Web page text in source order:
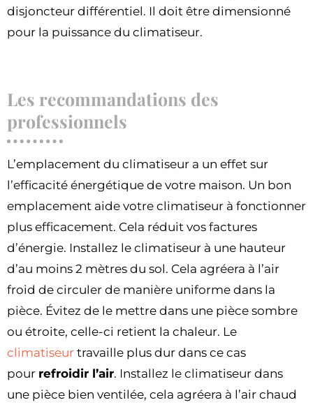
disjoncteur différentiel. Il doit être dimensionné
pour la puissance du climatiseur.
Les recommandations des
professionnels
L’emplacement du climatiseur a un effet sur
l’efficacité énergétique de votre maison. Un bon
emplacement aide votre climatiseur à fonctionner
plus efficacement. Cela réduit vos factures
d’énergie. Installez le climatiseur à une hauteur
d’au moins 2 mètres du sol. Cela agréera à l’air
froid de circuler de manière uniforme dans la
pièce. Évitez de le mettre dans une pièce sombre
ou étroite, celle-ci retient la chaleur. Le
climatiseur travaille plus dur dans ce cas
pour refroidir l’air. Installez le climatiseur dans
une pièce bien ventilée, cela agréera à l’air chaud